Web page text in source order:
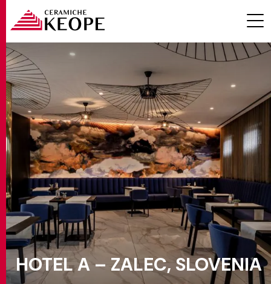
ПРОЕКТЫ
MAGAZINE
КОНТАКТЫ
HOTEL A – ZALEC, SLOVENIA